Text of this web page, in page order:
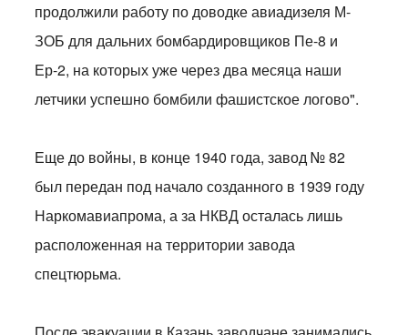
продолжили работу по доводке авиадизеля М-
ЗОБ для дальних бомбардировщиков Пе-8 и
Ер-2, на которых уже через два месяца наши
летчики успешно бомбили фашистское логово".
Еще до войны, в конце 1940 года, завод № 82
был передан под начало созданного в 1939 году
Наркомавиапрома, а за НКВД осталась лишь
расположенная на территории завода
спецтюрьма.